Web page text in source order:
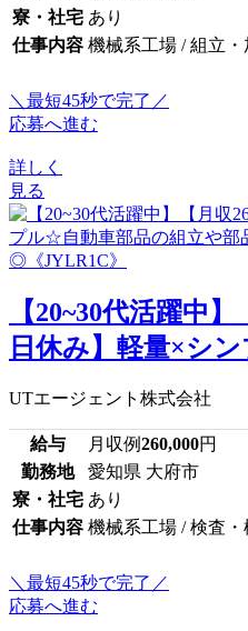
寮・社宅 あり
仕事内容 機械系工場 / 組立
＼最短45秒で完了／
応募へ進む
詳しく
見る
【20~30代活躍中
日休み】軽量×シ
UTエージェント株式会社
給与 月収例260,000円
勤務地
愛知県 大府市
寮・社宅 あり
仕事内容 機械系工場 / 検査・
＼最短45秒で完了／
応募へ進む